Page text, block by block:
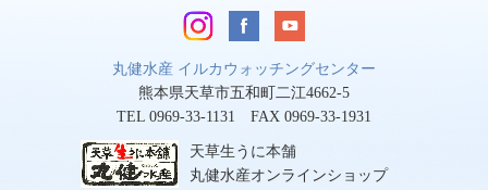
丸健水産 イルカウォッチングセンター
熊本県天草市五和町二江4662-5
TEL 0969-33-1131 FAX 0969-33-1931
天草生うに本舗
丸健水産オンラインショップ